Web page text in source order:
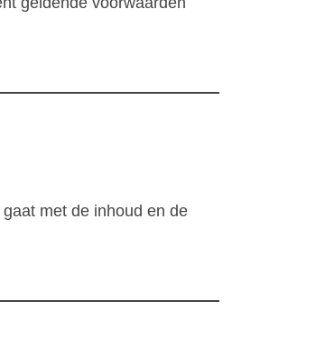
met de inhoud en de